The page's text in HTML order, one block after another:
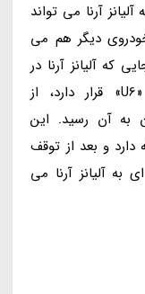
قرار دارد. پارکینگ 4 طبقه آلیانز آرنا می تواند
ماشین را در خود جا دهد و 1200 خودروی دیگر هم می
که آلیانز آرنا در
ایستگاه «Fröttmaning» خط متروی «U6» قرار دارد، از
به آن رسید. این
فاصله دارد و بعد از توقف
روی 10 تا 15 دقیقه ای به آلیانز آرنا می